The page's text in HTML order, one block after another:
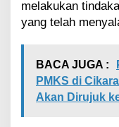
a
n
m
a
k
melakukan
yang telah
BACA JUGA :
PMKS di
Akan Dirujuk